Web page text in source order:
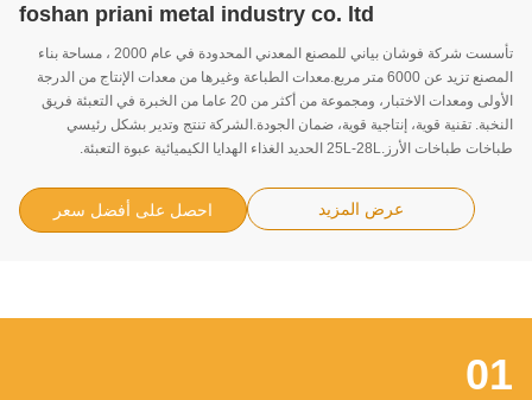
foshan priani metal industry co. ltd
تأسست شركة فوشان بياني للمصنع المعدني المحدودة في عام 2000 ، مساحة بناء
المصنع تزيد عن 6000 متر مربع.معدات الطباعة وغيرها من معدات الإنتاج من الدرجة
الأولى ومعدات الاختبار، ومجموعة من أكثر من 20 عاما من الخبرة في التعبئة فريق
النخبة. تقنية قوية، إنتاجية قوية، ضمان الجودة.الشركة تنتج وتدير بشكل رئيسي
طباخات طباخات الأرز.25L-28L الحديد الغذاء الهدايا الكيميائية عبوة التعبئة.
عرض المزيد احصل على أفضل سعر
01